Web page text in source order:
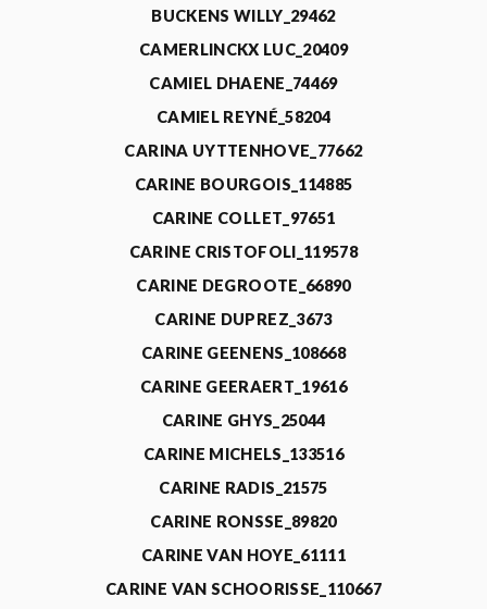
BUCKENS WILLY_29462
CAMERLINCKX LUC_20409
CAMIEL DHAENE_74469
CAMIEL REYNÉ_58204
CARINA UYTTENHOVE_77662
CARINE BOURGOIS_114885
CARINE COLLET_97651
CARINE CRISTOFOLI_119578
CARINE DEGROOTE_66890
CARINE DUPREZ_3673
CARINE GEENENS_108668
CARINE GEERAERT_19616
CARINE GHYS_25044
CARINE MICHELS_133516
CARINE RADIS_21575
CARINE RONSSE_89820
CARINE VAN HOYE_61111
CARINE VAN SCHOORISSE_110667